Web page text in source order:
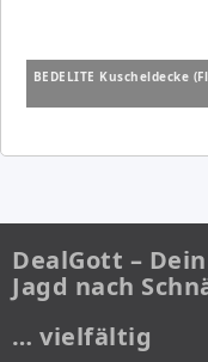
BEDELITE Kuscheldecke
DealGott –
Jagd nach
… vielfältig